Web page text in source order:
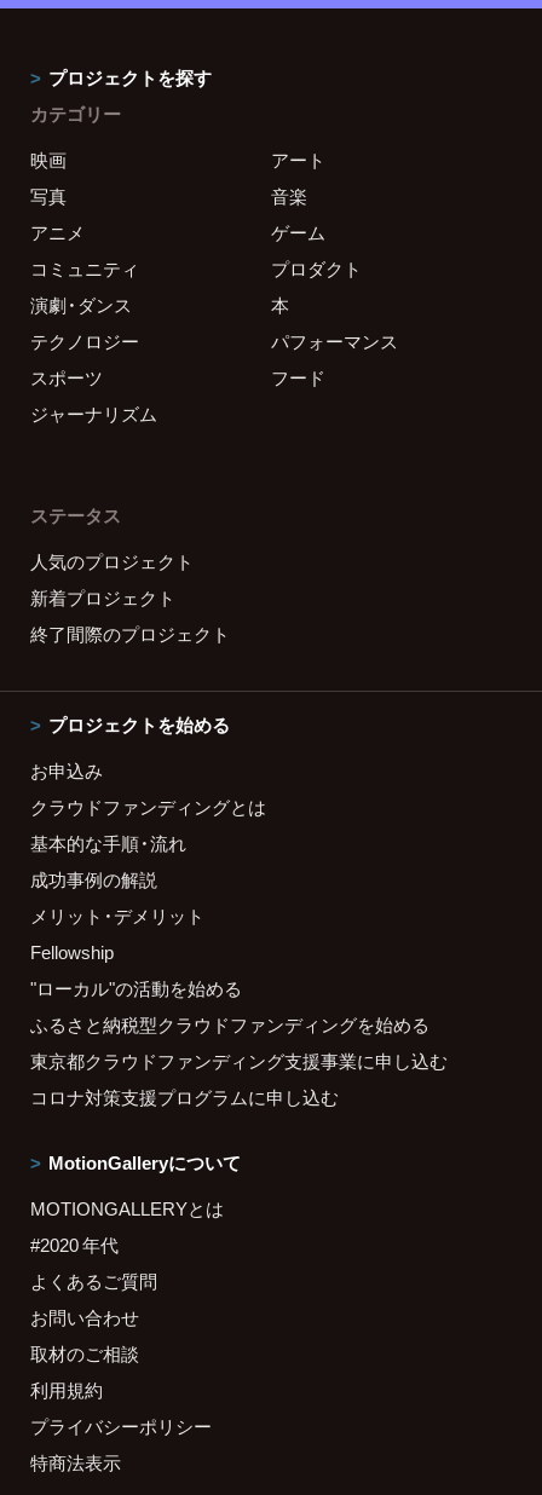
プロジェクトを探す
カテゴリー
映画
アート
写真
音楽
アニメ
ゲーム
コミュニティ
プロダクト
演劇・ダンス
本
テクノロジー
パフォーマンス
スポーツ
フード
ジャーナリズム
ステータス
人気のプロジェクト
新着プロジェクト
終了間際のプロジェクト
プロジェクトを始める
お申込み
クラウドファンディングとは
基本的な手順・流れ
成功事例の解説
メリット・デメリット
Fellowship
"ローカル"の活動を始める
ふるさと納税型クラウドファンディングを始める
東京都クラウドファンディング支援事業に申し込む
コロナ対策支援プログラムに申し込む
MotionGalleryについて
MOTIONGALLERYとは
#2020 年代
よくあるご質問
お問い合わせ
取材のご相談
利用規約
プライバシーポリシー
特商法表示